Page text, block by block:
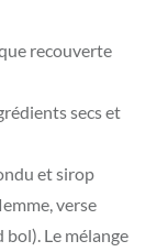
recouverte
secs et
et sirop
verse
Le mélange